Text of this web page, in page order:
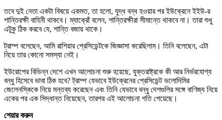
তবে দুই নেতা একটা বিষয়ে একমত, তা হলো, যুদ্ধ বন্ধ হওয়ার পর ইউক্রেনে ইইউ-র
শান্তিরক্ষী বাহিনী থাকবে। ম্যাক্রোঁ বলেন, শান্তিরক্ষীরা সীমান্তে থাকবে না। তারা শুধু
এটুকু ঠিক করবে যে, শান্তি বজায় থাকে।
ট্রাম্প বলেছেন, আমি রাশিয়ার প্রেসিডেন্টকে জিজ্ঞাসা করেছিলাম। তিনি বলেছেন, এটা
নিয়ে তার কোনো সমস্যা নেই।
ইউরোপের বিভিন্ন দেশে এখন আলোচনা শুরু হয়েছে, যুক্তরাষ্ট্রকে কী আর নির্ভরযোগ্য
বন্ধু হিসেবে ভাবা ঠিক হবে? ট্রাম্প যেভাবে ইউক্রেনের প্রেসিডেন্ট ভলোদিমির
জেলেনস্কিকে নিয়ে মন্তব্য করেছেন এবং তিনি যেভাবে বন্ধু দেশগুলির সঙ্গে বাণিজ্য নিয়ে
একের পর এক সিদ্ধান্ত নিয়েছেন, তারপর এই আলোচনা গতি পেয়েছে।
শেয়ার করুন